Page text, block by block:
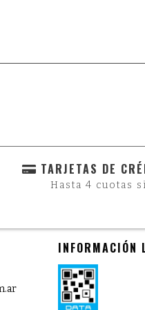
TARJETAS DE
Hasta 4 cuotas
INFORMACIÓN